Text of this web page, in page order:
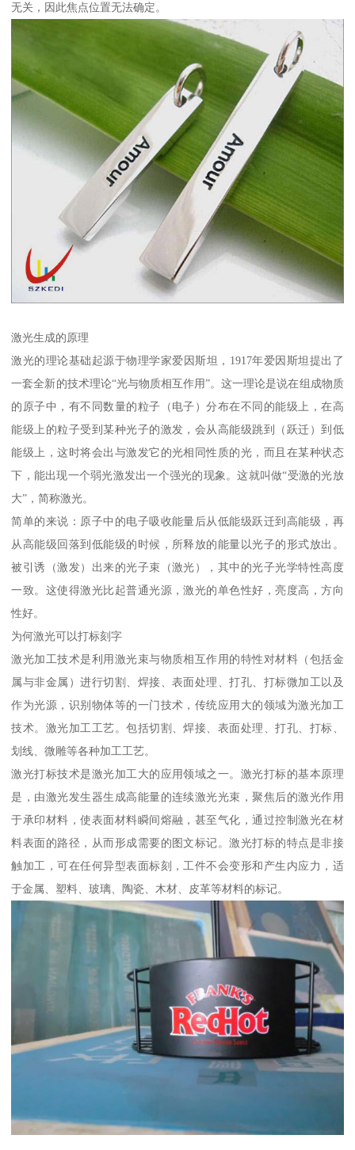
无关，因此焦点位置无法确定。
激光生成的原理
激光的理论基础起源于物理学家爱因斯坦，1917年爱因斯坦提出了
一套全新的技术理论“光与物质相互作用”。这一理论是说在组成物质
的原子中，有不同数量的粒子（电子）分布在不同的能级上，在高
能级上的粒子受到某种光子的激发，会从高能级跳到（跃迁）到低
能级上，这时将会出与激发它的光相同性质的光，而且在某种状态
下，能出现一个弱光激发出一个强光的现象。这就叫做“受激的光放
大”，简称激光。
简单的来说：原子中的电子吸收能量后从低能级跃迁到高能级，再
从高能级回落到低能级的时候，所释放的能量以光子的形式放出。
被引诱（激发）出来的光子束（激光），其中的光子光学特性高度
一致。这使得激光比起普通光源，激光的单色性好，亮度高，方向
性好。
为何激光可以打标刻字
激光加工技术是利用激光束与物质相互作用的特性对材料（包括金
属与非金属）进行切割、焊接、表面处理、打孔、打标微加工以及
作为光源，识别物体等的一门技术，传统应用大的领域为激光加工
技术。激光加工工艺。包括切割、焊接、表面处理、打孔、打标、
划线、微雕等各种加工工艺。
激光打标技术是激光加工大的应用领域之一。激光打标的基本原理
是，由激光发生器生成高能量的连续激光光束，聚焦后的激光作用
于承印材料，使表面材料瞬间熔融，甚至气化，通过控制激光在材
料表面的路径，从而形成需要的图文标记。激光打标的特点是非接
触加工，可在任何异型表面标刻，工件不会变形和产生内应力，适
于金属、塑料、玻璃、陶瓷、木材、皮革等材料的标记。